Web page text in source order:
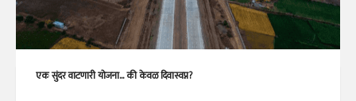
एक सुंदर वाटणारी योजना... की केवळ दिवास्वप्न?